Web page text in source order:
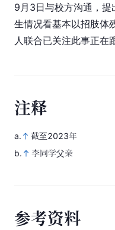
9月3日与校方沟通，
生情况看基本以招肢体
人联合已关注此事正在
注释
a.
截至2023年
b.
李同学父亲
参考资料